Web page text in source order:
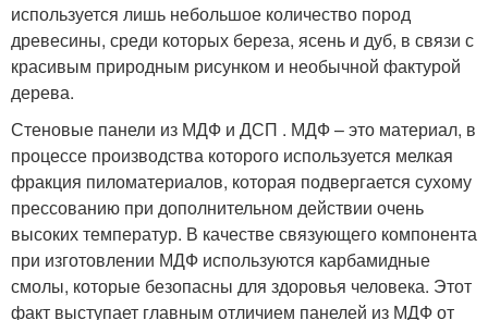
используется лишь небольшое количество пород
древесины, среди которых береза, ясень и дуб, в связи с
красивым природным рисунком и необычной фактурой
дерева.
Стеновые панели из МДФ и ДСП . МДФ – это материал, в
процессе производства которого используется мелкая
фракция пиломатериалов, которая подвергается сухому
прессованию при дополнительном действии очень
высоких температур. В качестве связующего компонента
при изготовлении МДФ используются карбамидные
смолы, которые безопасны для здоровья человека. Этот
факт выступает главным отличием панелей из МДФ от